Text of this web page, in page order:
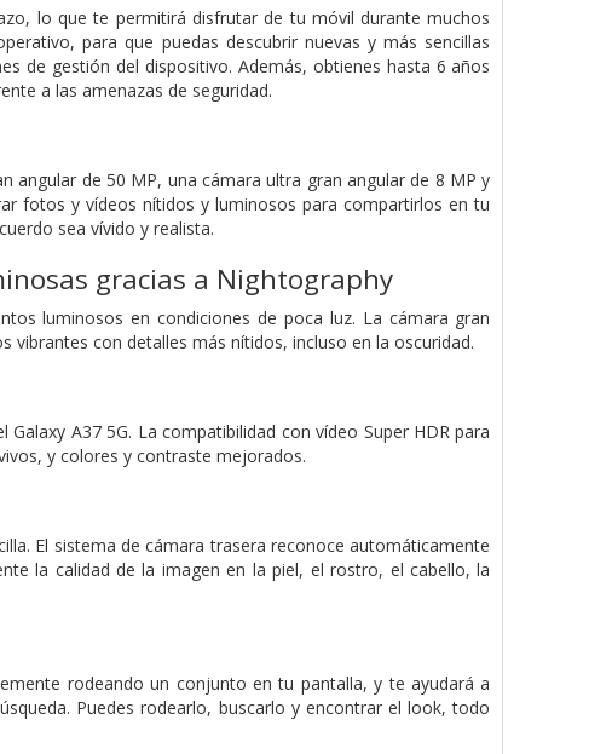
lo que te permitirá disfrutar de tu móvil durante muchos
para que puedas descubrir nuevas y más sencillas
de gestión del dispositivo. Además, obtienes hasta 6 años
a las amenazas de seguridad.
angular de 50 MP, una cámara ultra gran angular de 8 MP y
fotos y vídeos nítidos y luminosos para compartirlos en tu
sea vívido y realista.
gracias a Nightography
luminosos en condiciones de poca luz. La cámara gran
con detalles más nítidos, incluso en la oscuridad.
A37 5G. La compatibilidad con vídeo Super HDR para
y colores y contraste mejorados.
El sistema de cámara trasera reconoce automáticamente
la calidad de la imagen en la piel, el rostro, el cabello, la
rodeando un conjunto en tu pantalla, y te ayudará a
Puedes rodearlo, buscarlo y encontrar el look, todo